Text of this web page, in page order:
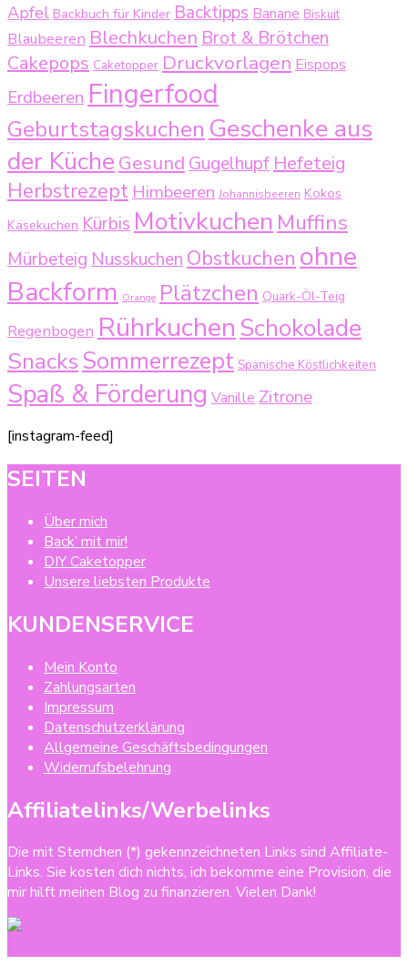
Apfel Backbuch für Kinder Backtipps Banane Biskuit
Blaubeeren Blechkuchen Brot & Brötchen
Cakepops Caketopper Druckvorlagen Eispops
Erdbeeren Fingerfood
Geburtstagskuchen Geschenke aus
der KücheGesund Gugelhupf Hefeteig
Herbstrezept Himbeeren Johannisbeeren Kokos
Käsekuchen Kürbis Motivkuchen Muffins
Mürbeteig Nusskuchen Obstkuchen ohne
Backform Orange Plätzchen Quark-Öl-Teig
Regenbogen Rührkuchen Schokolade
SnacksSommerrezept Spanische Köstlichkeiten
Spaß & Förderung Vanille Zitrone
[instagram-feed]
SEITEN
Über mich
Back’ mit mir!
DIY Caketopper
Unsere liebsten Produkte
KUNDENSERVICE
Mein Konto
Zahlungsarten
Impressum
Datenschutzerklärung
Allgemeine Geschäftsbedingungen
Widerrufsbelehrung
Affiliatelinks/Werbelinks
Die mit Sternchen (*) gekennzeichneten Links sind Affiliate-
Links. Sie kosten dich nichts, ich bekomme eine Provision, die
mir hilft meinen Blog zu finanzieren. Vielen Dank!